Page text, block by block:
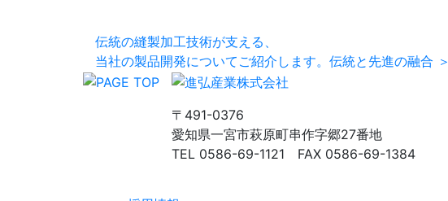
伝統の縫製加工技術が支える、
当社の製品開発についてご紹介します。 伝統と先進の融合 ＞
〒491-0376
愛知県一宮市萩原町串作字郷27番地
TEL 0586-69-1121 FAX 0586-69-1384